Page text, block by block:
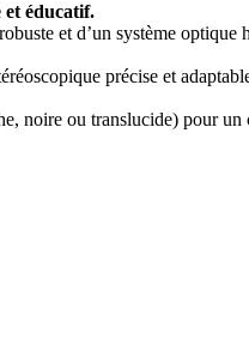
et éducatif.
et d’un système optique
précise et
noire ou translucide) pour un